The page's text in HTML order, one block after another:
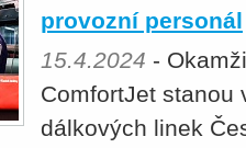
provozní personál
15.4.2024 -
ComfortJet stanou
dálkových linek